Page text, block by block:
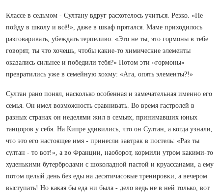
Классе в седьмом - Султану вдруг расхотелось учиться. Резко. «Не
пойду в школу и всё!», даже в шкаф прятался. Маме приходилось
разговаривать, убеждать терпеливо: «Это не ты, это гормоны в тебе
говорят, ты что хочешь, чтобы какие-то химические элементы
оказались сильнее и победили тебя?» Потом эти «гормоны»
превратились уже в семейную хохму: «Ага, опять элементы?!»
Султан рано понял, насколько особенная и замечательная именно его
семья. Он имел возможность сравнивать. Во время гастролей в
разных странах он неделями жил в семьях, принимавших юных
танцоров у себя. На Кипре удивились, что он Султан, а когда ­узнали,
что это его настоящее имя - принесли завтрак в постель: «Раз ты
султан - то вот!», а во Франции, наоборот, кормили утром какими-то
худенькими бутербродами с шоколадной пастой и круассанами, а ему
потом целый день без еды на десятичасовые ­тренировки, а вечером
выступать! Но какая бы еда ни была - дело ведь не в ней только, вот